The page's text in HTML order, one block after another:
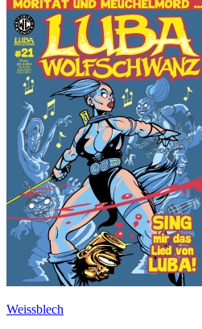
Weissblech